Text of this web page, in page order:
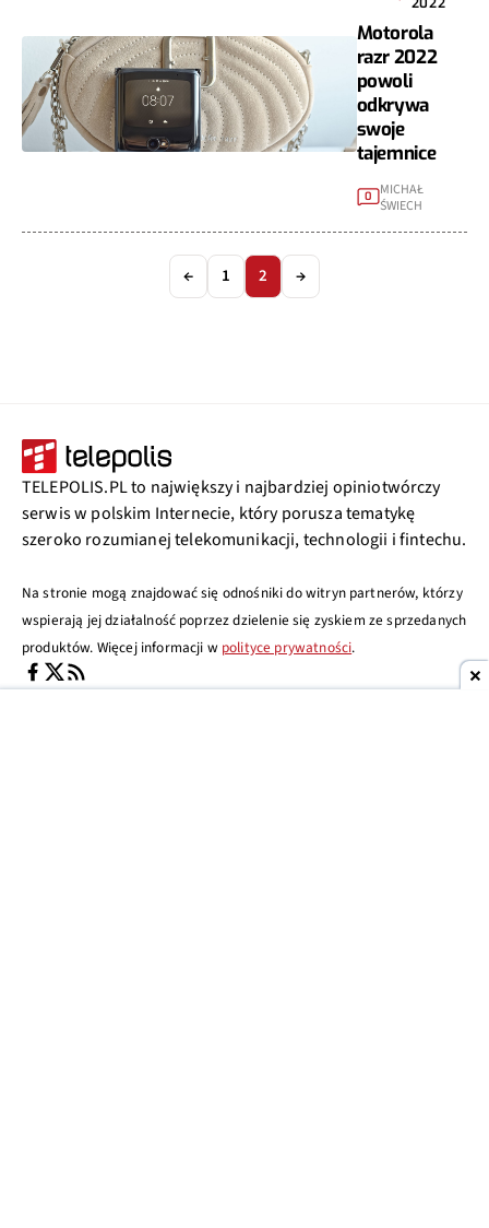
Motorola
razr 2022
powoli
odkrywa
swoje
tajemnice
0
MICHAŁ
ŚWIECH
← 1 2 →
TELEPOLIS.PL to największy i najbardziej opiniotwórczy
serwis w polskim Internecie, który porusza tematykę
szeroko rozumianej telekomunikacji, technologii i fintechu.
Na stronie mogą znajdować się odnośniki do witryn partnerów, którzy
wspierają jej działalność poprzez dzielenie się zyskiem ze sprzedanych
produktów. Więcej informacji w polityce prywatności.